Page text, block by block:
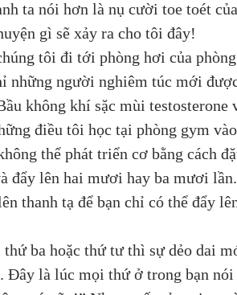
ta nói hơn là nụ cười toe toét của
gì sẽ xảy ra cho tôi đây!
tôi đi tới phòng hơi của phòng
những người nghiêm túc mới
không khí sặc mùi testosterone
điều tôi học tại phòng gym vào
thể phát triển cơ bằng cách
đẩy lên hai mươi hay ba mươi
thanh tạ để bạn chỉ có thể đẩy
ba hoặc thứ tư thì sự dẻo dai
Đây là lúc mọi thứ ở trong bạn nói